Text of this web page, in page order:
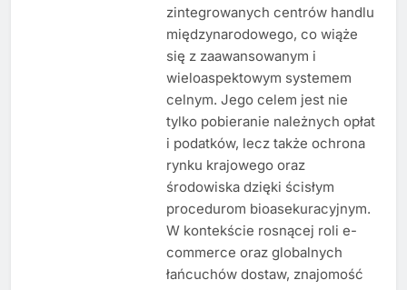
zintegrowanych centrów handlu
międzynarodowego, co wiąże
się z zaawansowanym i
wieloaspektowym systemem
celnym. Jego celem jest nie
tylko pobieranie należnych opłat
i podatków, lecz także ochrona
rynku krajowego oraz
środowiska dzięki ścisłym
procedurom bioasekuracyjnym.
W kontekście rosnącej roli e-
commerce oraz globalnych
łańcuchów dostaw, znajomość